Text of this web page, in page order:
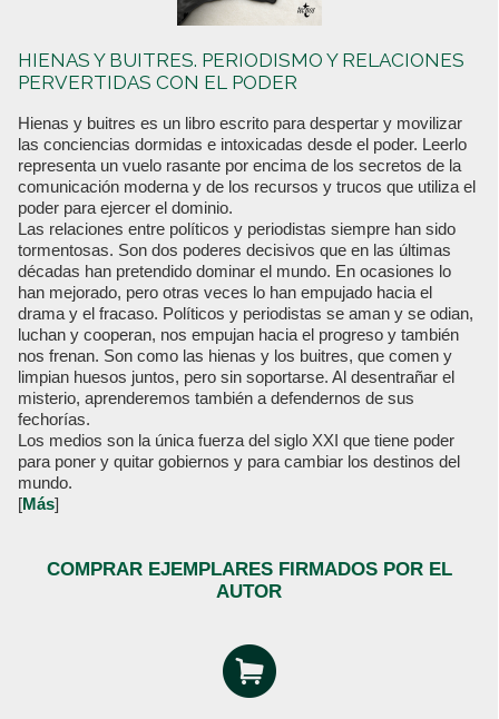
HIENAS Y BUITRES. PERIODISMO Y RELACIONES
PERVERTIDAS CON EL PODER
Hienas y buitres es un libro escrito para despertar y movilizar
las conciencias dormidas e intoxicadas desde el poder. Leerlo
representa un vuelo rasante por encima de los secretos de la
comunicación moderna y de los recursos y trucos que utiliza el
poder para ejercer el dominio.
Las relaciones entre políticos y periodistas siempre han sido
tormentosas. Son dos poderes decisivos que en las últimas
décadas han pretendido dominar el mundo. En ocasiones lo
han mejorado, pero otras veces lo han empujado hacia el
drama y el fracaso. Políticos y periodistas se aman y se odian,
luchan y cooperan, nos empujan hacia el progreso y también
nos frenan. Son como las hienas y los buitres, que comen y
limpian huesos juntos, pero sin soportarse. Al desentrañar el
misterio, aprenderemos también a defendernos de sus
fechorías.
Los medios son la única fuerza del siglo XXI que tiene poder
para poner y quitar gobiernos y para cambiar los destinos del
mundo.
[Más]
COMPRAR EJEMPLARES FIRMADOS POR EL
AUTOR